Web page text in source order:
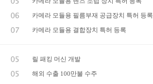
카메라 모듈용 필름부재 공급장치 특허 등록
카메라 모듈용 결합장치 특허 등록
릴 패킹 머신 개발
해외 수출 100만불 수주